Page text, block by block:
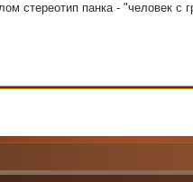
стереотип панка - "человек с